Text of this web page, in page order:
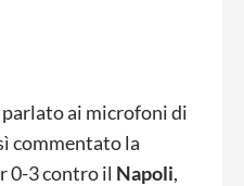
ai microfoni di
commentato la
0-3 contro il Napoli,